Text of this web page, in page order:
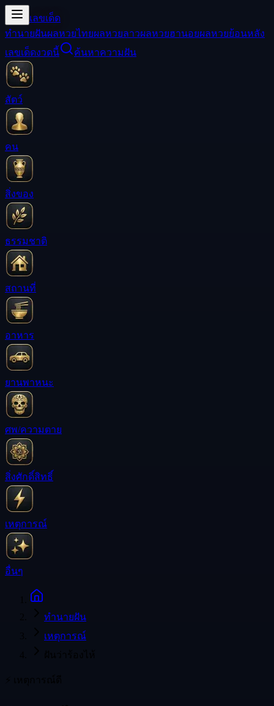
เลขเด็ด
ทำนายฝันผลหวยไทยผลหวยลาวผลหวยฮานอยผลหวยย้อนหลัง
เลขเด็ดงวดนี้
ค้นหาความฝัน
สัตว์
คน
สิ่งของ
ธรรมชาติ
สถานที่
อาหาร
ยานพาหนะ
ศพ/ความตาย
สิ่งศักดิ์สิทธิ์
เหตุการณ์
อื่นๆ
ทำนายฝัน
เหตุการณ์